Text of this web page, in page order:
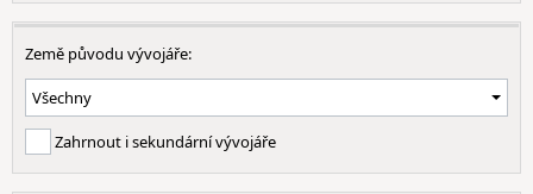
Země původu vývojáře:
Zahrnout i sekundární vývojáře